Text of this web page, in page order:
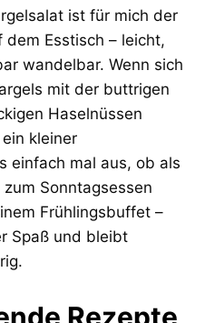
ist für mich der
Esstisch – leicht,
wandelbar. Wenn sich
mit der buttrigen
Haselnüssen
kleiner
einfach mal aus, ob als
Sonntagsessen
Frühlingsbuffet –
Spaß und bleibt
Rezepte